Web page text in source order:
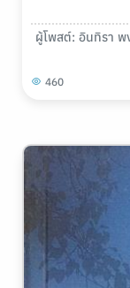
ผู้โพสต์: อินทิรา
460